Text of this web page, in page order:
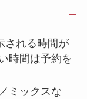
される時間が
時間は予約を
ミックスな